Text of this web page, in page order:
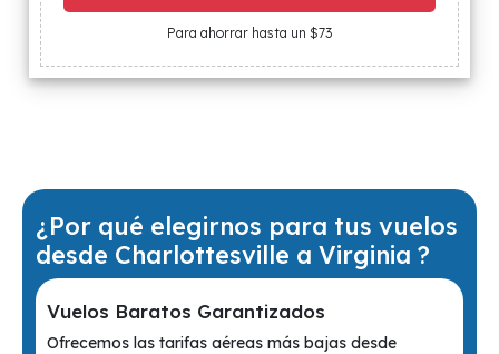
Para ahorrar hasta un $73
¿Por qué elegirnos para tus vuelos
desde Charlottesville a Virginia ?
Vuelos Baratos Garantizados
Ofrecemos las tarifas aéreas más bajas desde